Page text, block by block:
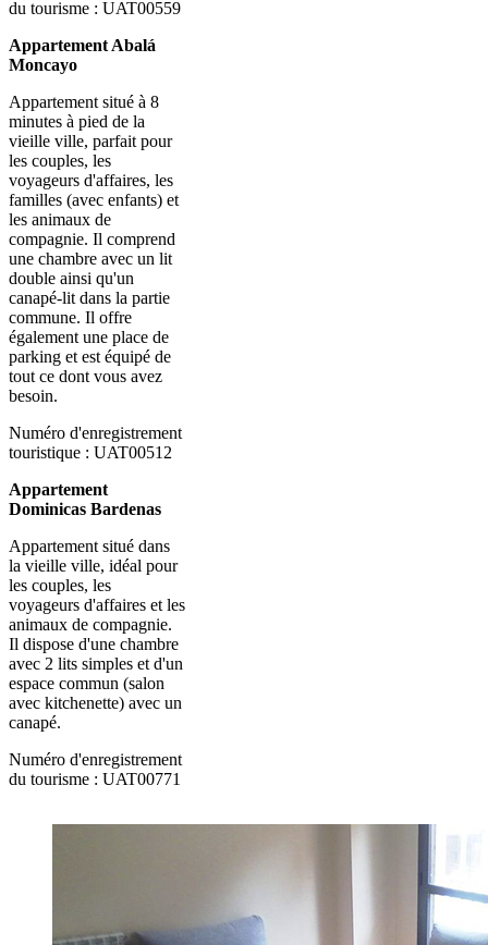
du tourisme : UAT00559
Appartement Abalá
Moncayo
Appartement situé à 8
minutes à pied de la
vieille ville, parfait pour
les couples, les
voyageurs d'affaires, les
familles (avec enfants) et
les animaux de
compagnie. Il comprend
une chambre avec un lit
double ainsi qu'un
canapé-lit dans la partie
commune. Il offre
également une place de
parking et est équipé de
tout ce dont vous avez
besoin.
Numéro d'enregistrement
touristique : UAT00512
Appartement
Dominicas Bardenas
Appartement situé dans
la vieille ville, idéal pour
les couples, les
voyageurs d'affaires et les
animaux de compagnie.
Il dispose d'une chambre
avec 2 lits simples et d'un
espace commun (salon
avec kitchenette) avec un
canapé.
Numéro d'enregistrement
du tourisme : UAT00771